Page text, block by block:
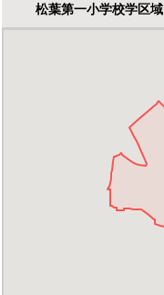
松葉第一小学校学区域